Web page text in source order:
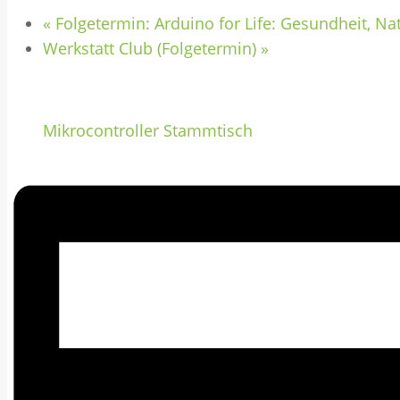
« Folgetermin: Arduino for Life: Gesundheit,
Werkstatt Club (Folgetermin) »
Mikrocontroller Stammtisch